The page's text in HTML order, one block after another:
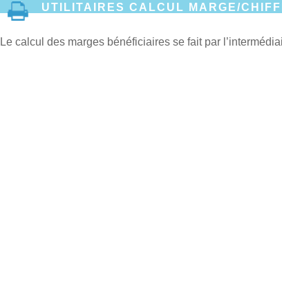
UTILITAIRES CALCUL MARGE/
Le calcul des marges bénéficiaires se fait par